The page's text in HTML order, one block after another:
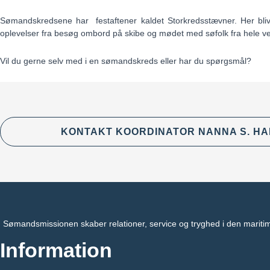
Sømandskredsene har festaftener kaldet Storkredsstævner. Her
oplevelser fra besøg ombord på skibe og mødet med søfolk fra hele
Vil du gerne selv med i en sømandskreds eller har du spørgsmål?
KONTAKT KOORDINATOR NANNA S.
Sømandsmissionen skaber relationer, service og tryghed i den
Information